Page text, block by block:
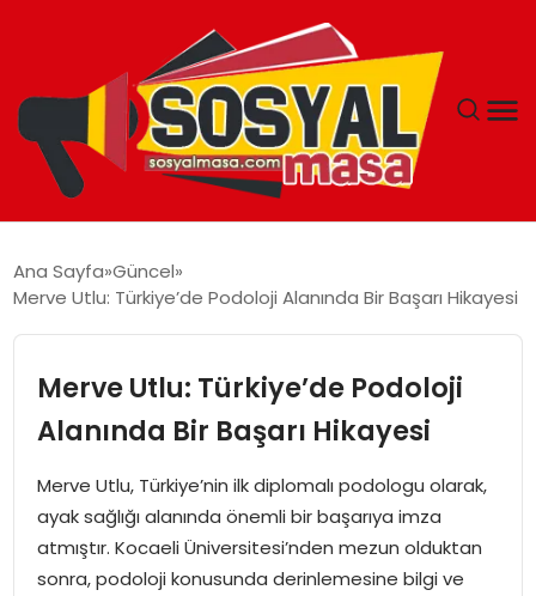
GÜNCEL
TEKNOLOJI
Ana Sayfa Güncel
Merve Utlu: Türkiye’de Podoloji Alanında Bir Başarı Hikayesi
Merve Utlu: Türkiye’de Podoloji
Alanında Bir Başarı Hikayesi
Merve Utlu, Türkiye’nin ilk diplomalı podologu olarak,
ayak sağlığı alanında önemli bir başarıya imza
atmıştır. Kocaeli Üniversitesi’nden mezun olduktan
sonra, podoloji konusunda derinlemesine bilgi ve